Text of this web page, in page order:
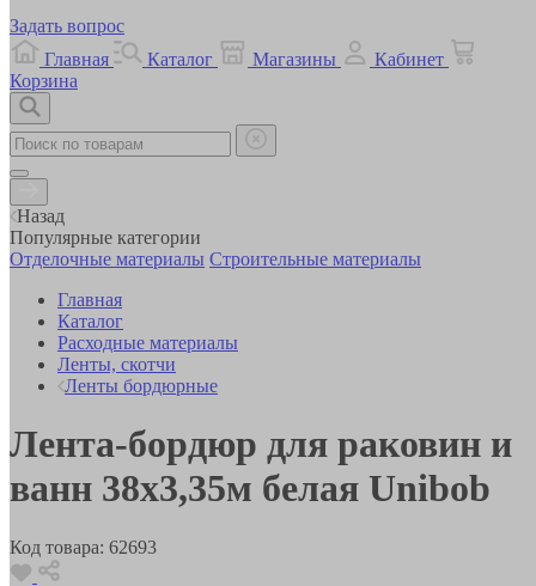
Задать вопрос
Главная
Каталог Магазины
Кабинет
Корзина
Назад
Популярные категории
Отделочные материалы Строительные материалы
Главная
Каталог
Расходные материалы
Ленты, скотчи
Ленты бордюрные
Лента-бордюр для раковин и
ванн 38х3,35м белая Unibob
Код товара: 62693